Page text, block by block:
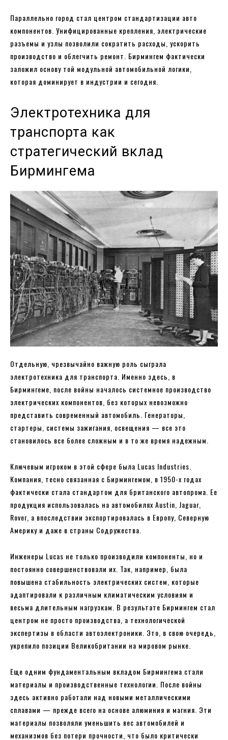
Параллельно город стал центром стандартизации авто
компонентов. Унифицированные крепления, электрические
разъемы и узлы позволили сократить расходы, ускорить
производство и облегчить ремонт. Бирмингем фактически
заложил основу той модульной автомобильной логики,
которая доминирует в индустрии и сегодня.
Электротехника для
транспорта как
стратегический вклад
Бирмингема
Отдельную, чрезвычайно важную роль сыграла
электротехника для транспорта. Именно здесь, в
Бирмингеме, после войны началось системное производство
электрических компонентов, без которых невозможно
представить современный автомобиль. Генераторы,
стартеры, системы зажигания, освещения — все это
становилось все более сложным и в то же время надежным.
Ключевым игроком в этой сфере была Lucas Industries.
Компания, тесно связанная с Бирмингемом, в 1950-х годах
фактически стала стандартом для британского автопрома. Ее
продукция использовалась на автомобилях Austin, Jaguar,
Rover, а впоследствии экспортировалась в Европу, Северную
Америку и даже в страны Содружества.
Инженеры Lucas не только производили компоненты, но и
постоянно совершенствовали их. Так, например, была
повышена стабильность электрических систем, которые
адаптировали к различным климатическим условиям и
весьма длительным нагрузкам. В результате Бирмингем стал
центром не просто производства, а технологической
экспертизы в области автоэлектроники. Это, в свою очередь,
укрепило позиции Великобритании на мировом рынке.
Еще одним фундаментальным вкладом Бирмингема стали
материалы и производственные технологии. После войны
здесь активно работали над новыми металлическими
сплавами — прежде всего на основе алюминия и магния. Эти
материалы позволяли уменьшить вес автомобилей и
механизмов без потери прочности, что было критически